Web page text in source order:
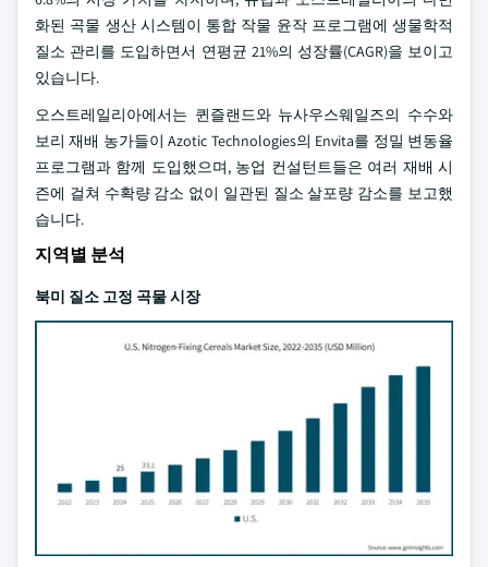
화된 곡물 생산 시스템이 통합 작물 윤작 프로그램에 생물학적
질소 관리를 도입하면서 연평균 21%의 성장률(CAGR)을 보이고
있습니다.
오스트레일리아에서는 퀸즐랜드와 뉴사우스웨일즈의 수수와
보리 재배 농가들이 Azotic Technologies의 Envita를 정밀 변동율
프로그램과 함께 도입했으며, 농업 컨설턴트들은 여러 재배 시
즌에 걸쳐 수확량 감소 없이 일관된 질소 살포량 감소를 보고했
습니다.
지역별 분석
북미 질소 고정 곡물 시장